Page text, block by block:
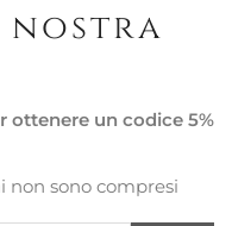
ottenere un codice 5%
sono compresi